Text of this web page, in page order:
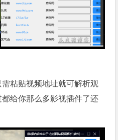
粘贴视频地址就可解析观
给你那么多影视插件了还